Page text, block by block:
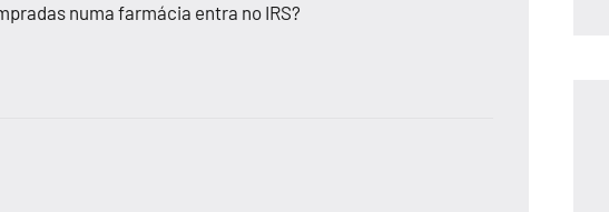
numa farmácia entra no IRS?